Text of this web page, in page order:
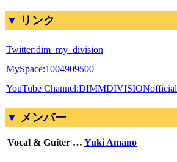
リンク
Twitter:dim_my_division
MySpace:1004909500
YouTube Channel:DIMMDIVISIONofficial
メンバー
Vocal & Guiter … Yuki Amano